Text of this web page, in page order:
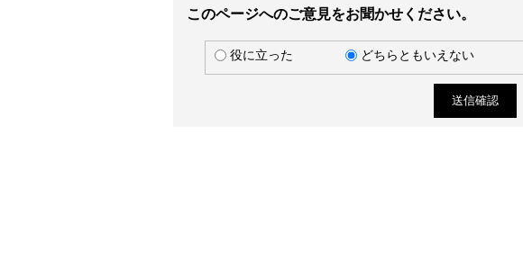
このページへのご意見をお聞かせください。
役に立った どちらともいえない